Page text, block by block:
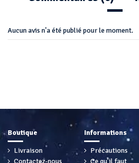
Aucun avis n'a été publié pour le moment.
Boutique
Livraison
Contactez-nous
Informations
Précautions
Ce qu'il faut